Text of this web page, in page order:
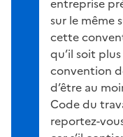
sur le même
cette
qu’il soit
convention
d’être au
Code du
reportez-